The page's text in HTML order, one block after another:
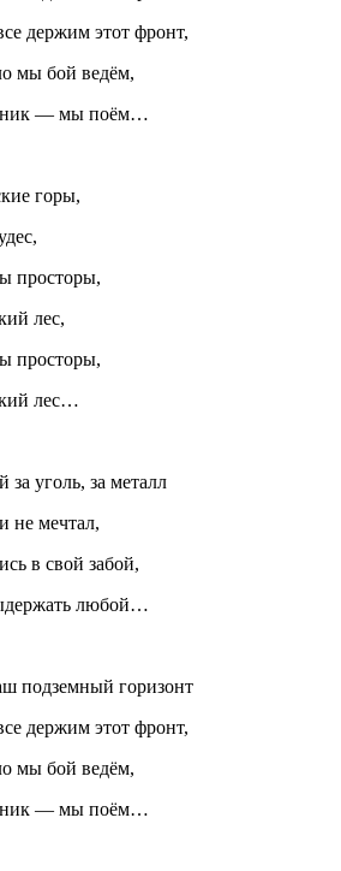
держим этот фронт,
мы бой ведём,
— мы поём…
горы,
просторы,
лес,
просторы,
лес…
уголь, за металл
не мечтал,
в свой забой,
любой…
подземный горизонт
держим этот фронт,
мы бой ведём,
— мы поём…